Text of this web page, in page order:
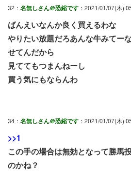
32： 名無しさん＠恐縮です ：2021/01/07(木)
ばんえいなんか良く買えるわな
やりたい放題だろあんな牛みてー
せてんだから
見ててもつまんねーし
買う気にもならんわ
34： 名無しさん＠恐縮です ：2021/01/07(木)
>>1
この手の場合は無効となって勝馬
のかね？